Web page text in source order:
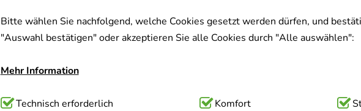
Bitte wählen Sie nachfolgend, welche Cookies gesetzt werden dürfen, und
"Auswahl bestätigen" oder akzeptieren Sie alle Cookies durch "Alle auswählen":
Mehr Information
Technisch Notwendig:Hierbei handelt es sich um Cookies, die für die
Technisch erforderlich Komfort